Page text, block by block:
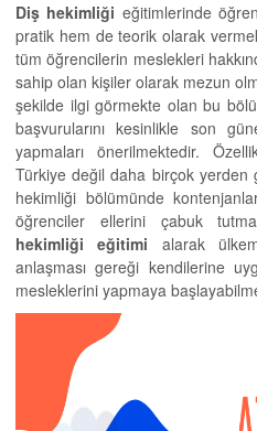
Diş hekimliği eğitimlerinde
pratik hem de teorik olarak
tüm öğrencilerin meslekleri
sahip olan kişiler olarak mezun
şekilde ilgi görmekte olan bu
başvurularını kesinlikle son
yapmaları önerilmektedir.
Türkiye değil daha birçok yerden
hekimliği bölümünde
öğrenciler ellerini çabuk
hekimliği eğitimi alarak
anlaşması gereği kendilerine
mesleklerini yapmaya